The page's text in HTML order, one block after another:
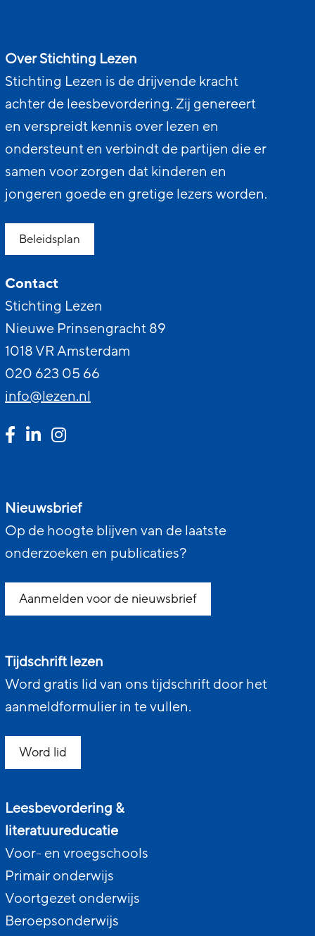
Over Stichting Lezen
Stichting Lezen is de drijvende kracht
achter de leesbevordering. Zij genereert
en verspreidt kennis over lezen en
ondersteunt en verbindt de partijen die er
samen voor zorgen dat kinderen en
jongeren goede en gretige lezers worden.
Beleidsplan
Contact
Stichting Lezen
Nieuwe Prinsengracht 89
1018 VR Amsterdam
020 623 05 66
info@lezen.nl
Nieuwsbrief
Op de hoogte blijven van de laatste
onderzoeken en publicaties?
Aanmelden voor de nieuwsbrief
Tijdschrift lezen
Word gratis lid van ons tijdschrift door het
aanmeldformulier in te vullen.
Word lid
Leesbevordering &
literatuureducatie
Voor- en vroegschools
Primair onderwijs
Voortgezet onderwijs
Beroepsonderwijs